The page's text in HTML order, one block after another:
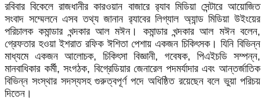
রবিবার বিকেলে রাজধানীর কারওয়ান বাজারে র‌্যাব মিডিয়া সেন্টারে আয়োজিত
সংবাদ সম্মেলনে এসব তথ্য জানান র‌্যাবের লিগ্যাল অ্যান্ড মিডিয়া উইংয়ের
পরিচালক কমান্ডার খন্দকার আল মঈন। কমান্ডার খন্দকার আল মঈন বলেন,
গ্রেফতার হওয়া ইশরাত রফিক ঈশিতা পেশায় একজন চিকিৎসক। যিনি বিভিন্ন
মাধ্যমে একজন আলোচক, চিকিৎসা বিজ্ঞানী, গবেষক, পিএইচডি সম্পন্ন,
মানবাধিকার কর্মী, সংগঠক, বিগ্রেডিয়ার জেনারেল পদমর্যাদার এবং আন্তর্জাতিক
বিভিন্ন সংস্থার সদস্যসহ গুরুত্বপূর্ণ পদে অধিষ্ঠিত রয়েছেন বলে ভুয়া পরিচয়
দিতেন।